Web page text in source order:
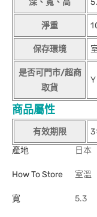
深、寬、高
淨重
保存環境
是否可門市/超商
取貨
Y
商品屬性
有效期限
3
產地
日本
How To Store 室溫
寬 5.3